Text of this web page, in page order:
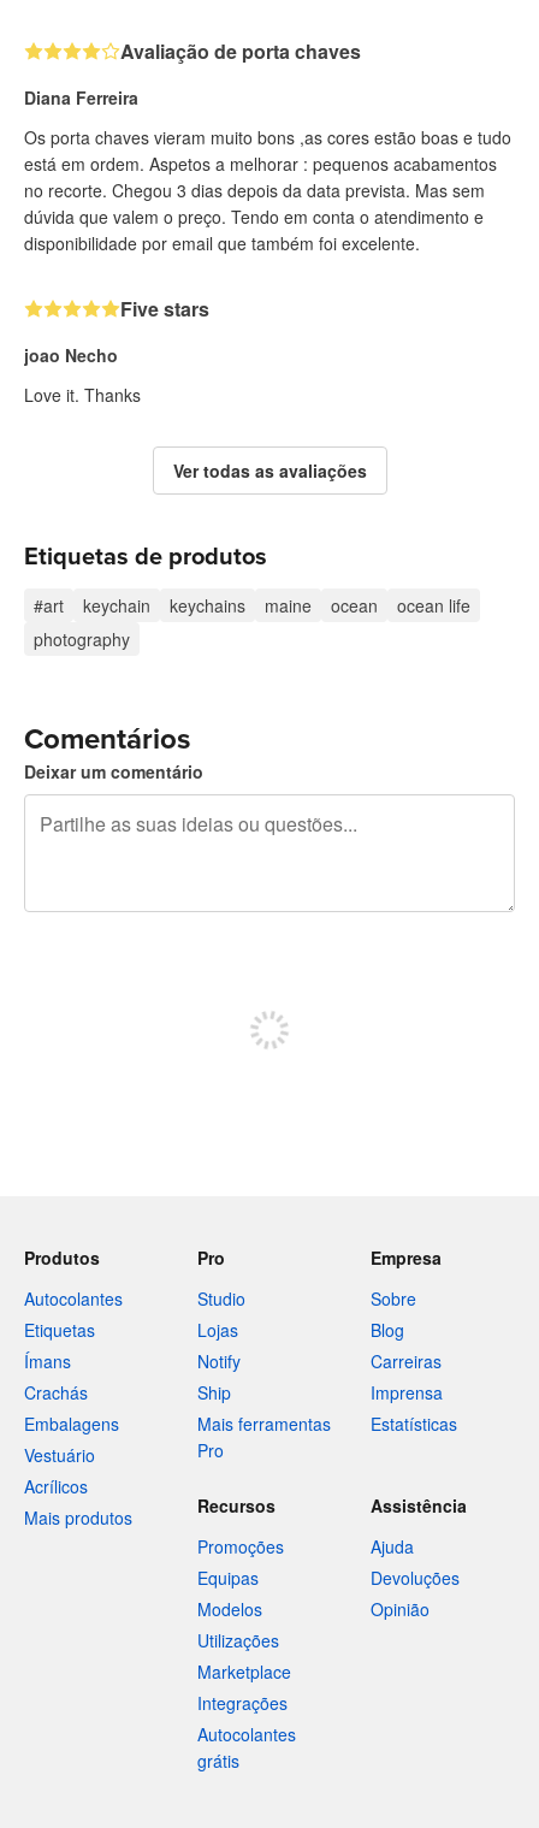
Avaliação de porta chaves
Diana Ferreira
Os porta chaves vieram muito bons ,as cores estão boas e tudo
está em ordem. Aspetos a melhorar : pequenos acabamentos
no recorte. Chegou 3 dias depois da data prevista. Mas sem
dúvida que valem o preço. Tendo em conta o atendimento e
disponibilidade por email que também foi excelente.
Five stars
joao Necho
Love it. Thanks
Ver todas as avaliações
Etiquetas de produtos
#art keychain keychains maine ocean
ocean life
photography
Comentários
Deixar um comentário
Produtos
Autocolantes
Etiquetas
Ímans
Crachás
Embalagens
Vestuário
Acrílicos
Mais produtos
Pro
Studio
Lojas
Notify
Ship
Mais ferramentas
Pro
Empresa
Sobre
Blog
Carreiras
Imprensa
Estatísticas
Recursos
Promoções
Equipas
Modelos
Utilizações
Marketplace
Integrações
Autocolantes
grátis
Assistência
Ajuda
Devoluções
Opinião